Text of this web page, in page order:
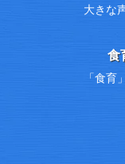
大きな
食
「食